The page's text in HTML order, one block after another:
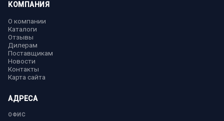
КОМПАНИЯ
О компании
Каталоги
Отзывы
Дилерам
Поставщикам
Новости
Контакты
Карта сайта
АДРЕСА
ОФИС